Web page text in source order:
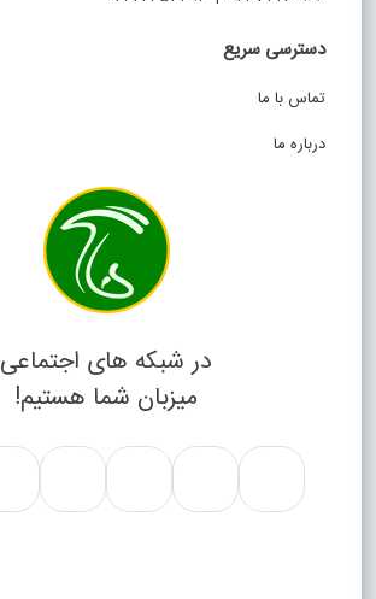
دسترسی سریع
تماس با ما
درباره ما
در شبکه های اجتماعی
میزبان شما هستیم!